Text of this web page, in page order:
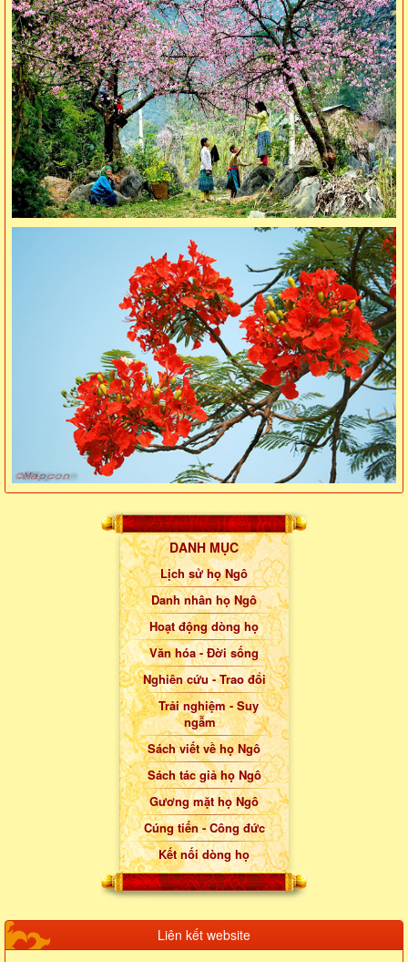
DANH MỤC
Lịch sử họ Ngô
Danh nhân họ Ngô
Hoạt động dòng họ
Văn hóa - Đời sống
Nghiên cứu - Trao đổi
Trải nghiệm - Suy
ngẫm
Sách viết về họ Ngô
Sách tác giả họ Ngô
Gương mặt họ Ngô
Cúng tiến - Công đức
Kết nối dòng họ
Liên kết website